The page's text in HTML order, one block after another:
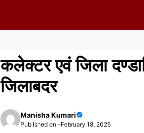
कलेक्टर एवं जिला
जिलाबदर
Manisha Kumari
Published on -February 18, 2025